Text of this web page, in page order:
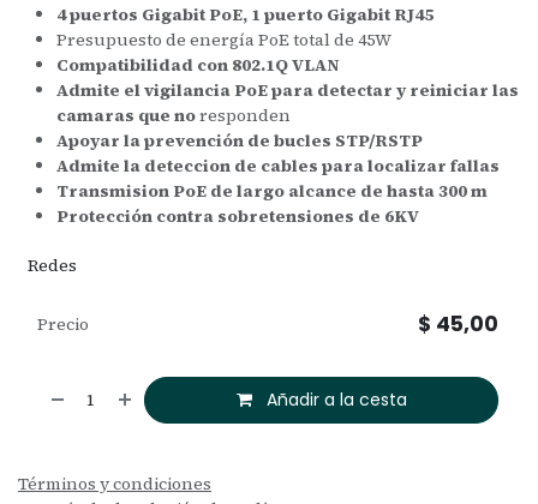
4 puertos Gigabit PoE, 1 puerto Gigabit RJ45
Presupuesto de energía PoE total de 45W
Compatibilidad con 802.1Q VLAN
Admite el vigilancia PoE para detectar y reiniciar las
camaras que noresponden
Apoyar la prevención de bucles STP/RSTP
Admite la deteccion de cables para localizar fallas
Transmision PoE de largo alcance de hasta 300 m
Protección contra sobretensiones de 6KV
Redes
Añadir a la cesta
Precio $ 45,00
Términos y condiciones